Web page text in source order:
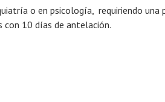
o en psicología, requiriendo una
con 10 días de antelación.